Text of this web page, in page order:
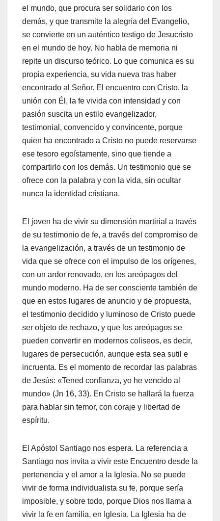
el mundo, que procura ser solidario con los
demás, y que transmite la alegría del Evangelio,
se convierte en un auténtico testigo de Jesucristo
en el mundo de hoy. No habla de memoria ni
repite un discurso teórico. Lo que comunica es su
propia experiencia, su vida nueva tras haber
encontrado al Señor. El encuentro con Cristo, la
unión con Él, la fe vivida con intensidad y con
pasión suscita un estilo evangelizador,
testimonial, convencido y convincente, porque
quien ha encontrado a Cristo no puede reservarse
ese tesoro egoístamente, sino que tiende a
compartirlo con los demás. Un testimonio que se
ofrece con la palabra y con la vida, sin ocultar
nunca la identidad cristiana.
El joven ha de vivir su dimensión martirial a través
de su testimonio de fe, a través del compromiso de
la evangelización, a través de un testimonio de
vida que se ofrece con el impulso de los orígenes,
con un ardor renovado, en los areópagos del
mundo moderno. Ha de ser consciente también de
que en estos lugares de anuncio y de propuesta,
el testimonio decidido y luminoso de Cristo puede
ser objeto de rechazo, y que los areópagos se
pueden convertir en modernos coliseos, es decir,
lugares de persecución, aunque esta sea sutil e
incruenta. Es el momento de recordar las palabras
de Jesús: «Tened confianza, yo he vencido al
mundo» (Jn 16, 33). En Cristo se hallará la fuerza
para hablar sin temor, con coraje y libertad de
espíritu.
El Apóstol Santiago nos espera. La referencia a
Santiago nos invita a vivir este Encuentro desde la
pertenencia y el amor a la Iglesia. No se puede
vivir de forma individualista su fe, porque sería
imposible, y sobre todo, porque Dios nos llama a
vivir la fe en familia, en Iglesia. La Iglesia ha de